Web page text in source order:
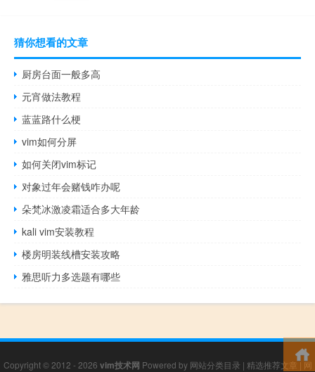
猜你想看的文章
厨房台面一般多高
元宵做法教程
蓝蓝路什么梗
vim如何分屏
如何关闭vim标记
对象过年会赌钱咋办呢
朵梵冰激凌霜适合多大年龄
kali vim安装教程
楼房明装线槽安装攻略
雅思听力多选题有哪些
Copyright © 2012 - 2026 vim技术网 Powered by 网站分类目录 | 精选推荐文章| 网